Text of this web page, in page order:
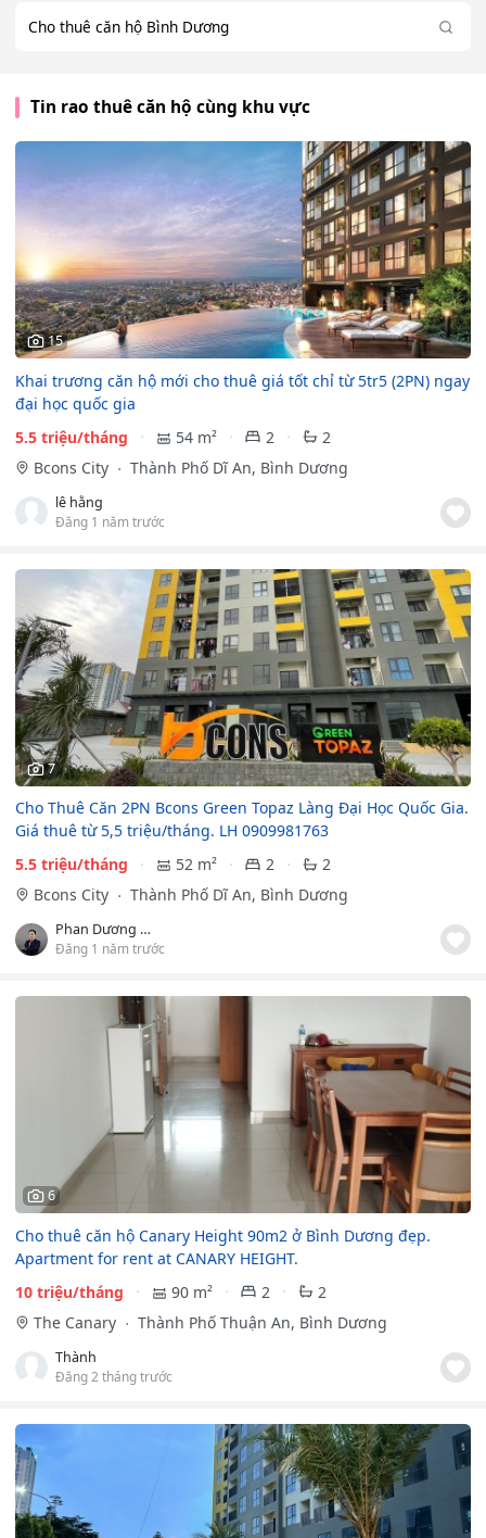
Cho thuê căn hộ Bình Dương
Tin rao thuê căn hộ cùng khu vực
15
Khai trương căn hộ mới cho thuê giá tốt chỉ từ 5tr5 (2PN) ngay
đại học quốc gia
5.5 triệu/tháng
54 m² 2
2
Bcons City
Thành Phố Dĩ An, Bình Dương
lê hằng
Đăng 1 năm trước
7
Cho Thuê Căn 2PN Bcons Green Topaz Làng Đại Học Quốc Gia.
Giá thuê từ 5,5 triệu/tháng. LH 0909981763
5.5 triệu/tháng
52 m² 2
2
Bcons City
Thành Phố Dĩ An, Bình Dương
Phan Dương thu
Đăng 1 năm trước
6
Cho thuê căn hộ Canary Height 90m2 ở Bình Dương đẹp.
Apartment for rent at CANARY HEIGHT.
10 triệu/tháng
90 m² 2
2
The Canary
Thành Phố Thuận An, Bình Dương
Thành
Đăng 2 tháng trước